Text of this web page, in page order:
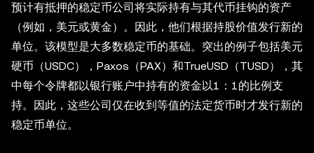
预计有抵押的稳定币公司将实际持有与其代币挂钩的资产
（例如，美元或黄金）。因此，他们根据持股价值发行新的
单位。该模型是大多数稳定币的基础。突出的例子包括美元
硬币（USDC），Paxos（PAX）和TrueUSD（TUSD），其
中每个令牌都以银行账户中持有的资金以1：1的比例支
持。因此，这些公司仅在收到等值的法定货币时才发行新的
稳定币单位。